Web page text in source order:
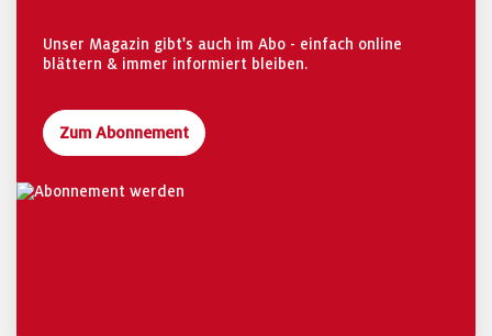
Unser Magazin gibt's auch im Abo - einfach online
blättern & immer informiert bleiben.
Zum Abonnement